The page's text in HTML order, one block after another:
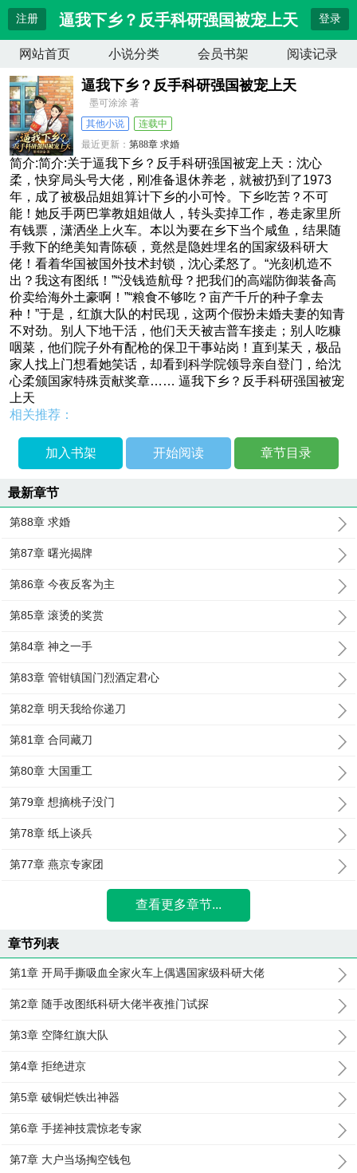
注册 逼我下乡？反手科研强国被宠上天 登录
网站首页 小说分类 会员书架 阅读记录
逼我下乡？反手科研强国被宠上天
墨可涂涂 著
其他小说
连载中
最近更新：第88章 求婚
更新时间：2026-07-09 07:16:00
简介:简介:关于逼我下乡？反手科研强国被宠上天：沈心
柔，快穿局头号大佬，刚准备退休养老，就被扔到了1973
年，成了被极品姐姐算计下乡的小可怜。下乡吃苦？不可
能！她反手两巴掌教姐姐做人，转头卖掉工作，卷走家里所
有钱票，潇洒坐上火车。本以为要在乡下当个咸鱼，结果随
手救下的绝美知青陈硕，竟然是隐姓埋名的国家级科研大
佬！看着华国被国外技术封锁，沈心柔怒了。“光刻机造不
出？我这有图纸！”“没钱造航母？把我们的高端防御装备高
价卖给海外土豪啊！”“粮食不够吃？亩产千斤的种子拿去
种！”于是，红旗大队的村民现，这两个假扮未婚夫妻的知青
不对劲。别人下地干活，他们天天被吉普车接走；别人吃糠
咽菜，他们院子外有配枪的保卫干事站岗！直到某天，极品
家人找上门想看她笑话，却看到科学院领导亲自登门，给沈
心柔颁国家特殊贡献奖章…… 逼我下乡？反手科研强国被宠
上天
相关推荐：
加入书架 开始阅读 章节目录
最新章节
第88章 求婚
第87章 曙光揭牌
第86章 今夜反客为主
第85章 滚烫的奖赏
第84章 神之一手
第83章 管钳镇国门烈酒定君心
第82章 明天我给你递刀
第81章 合同藏刀
第80章 大国重工
第79章 想摘桃子没门
第78章 纸上谈兵
第77章 燕京专家团
查看更多章节...
章节列表
第1章 开局手撕吸血全家火车上偶遇国家级科研大佬
第2章 随手改图纸科研大佬半夜推门试探
第3章 空降红旗大队
第4章 拒绝进京
第5章 破铜烂铁出神器
第6章 手搓神技震惊老专家
第7章 大户当场掏空钱包